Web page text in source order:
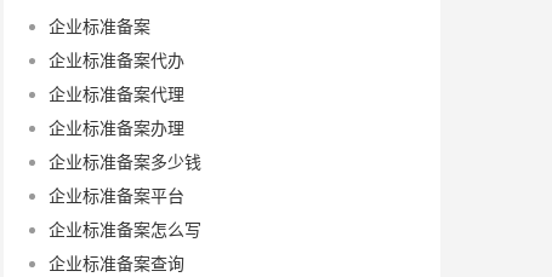
企业标准备案
企业标准备案代办
企业标准备案代理
企业标准备案办理
企业标准备案多少钱
企业标准备案平台
企业标准备案怎么写
企业标准备案查询